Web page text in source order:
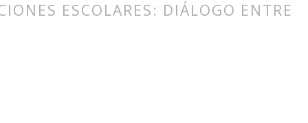
ESCOLARES: DIÁLOGO ENTRE